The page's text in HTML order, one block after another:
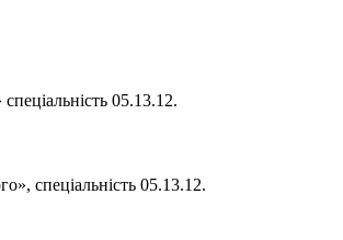
05.13.12.
спеціальність 05.13.12.